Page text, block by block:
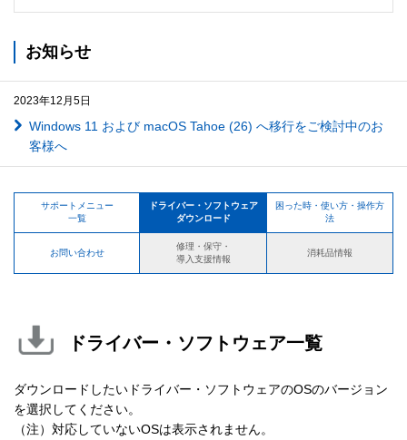
お知らせ
2023年12月5日
Windows 11 および macOS Tahoe (26) へ移行をご検討中のお
客様へ
サポートメニュー
一覧
ドライバー・ソフトウェア
ダウンロード
困った時・使い方・操作方
法
お問い合わせ
修理・保守・
導入支援情報
消耗品情報
ドライバー・ソフトウェア一覧
ダウンロードしたいドライバー・ソフトウェアのOSのバージョン
を選択してください。
（注）対応していないOSは表示されません。